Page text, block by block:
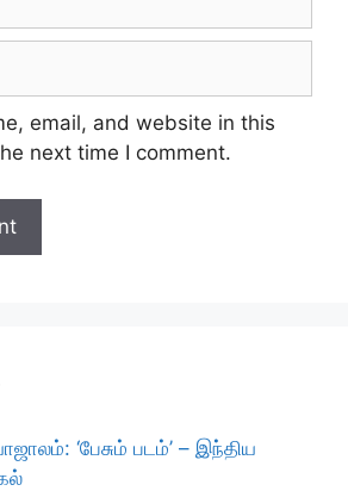
email, and website in this
next time I comment.
‘பேசும் படம்’ – இந்திய